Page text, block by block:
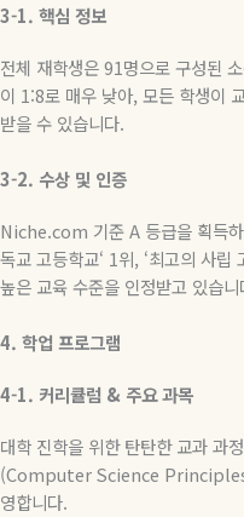
3-1. 핵심 정보
전체 재학생은91명으로 구성된
이 1:8로 매우 낮아, 모든 학생이
받을 수 있습니다.
3-2. 수상 및 인증
Niche.com 기준A 등급을 획득
독교 고등학교‘ 1위, ‘최고의 사립
높은 교육 수준을 인정받고 있습니
4. 학업 프로그램
4-1. 커리큘럼 & 주요과목
대학 진학을 위한 탄탄한 교과과
(Computer Science
영합니다.